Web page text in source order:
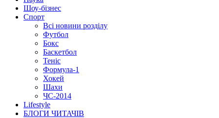
Шоу-бізнес
Спорт
Всі новини розділу
Футбол
Бокс
Баскетбол
Теніс
Формула-1
Хокей
Шахи
ЧС-2014
Lifestyle
БЛОГИ ЧИТАЧІВ